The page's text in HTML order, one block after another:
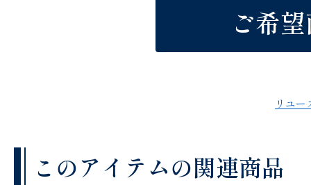
ご希
リユ
このアイテムの関連商品